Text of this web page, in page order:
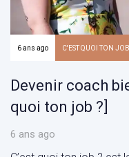
6 ans ago C'EST QUOI TON
Devenir coach
quoi ton job ?]
6 ans ago